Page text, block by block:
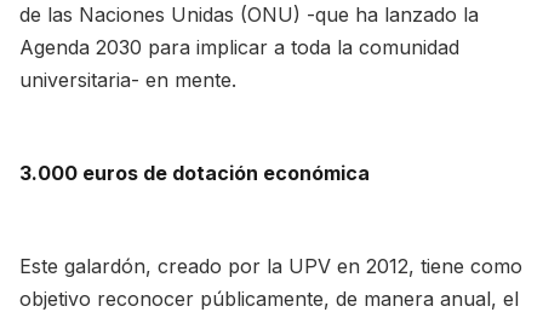
de las Naciones Unidas (ONU) -que ha lanzado la
Agenda 2030 para implicar a toda la comunidad
universitaria- en mente.
3.000 euros de dotación económica
Este galardón, creado por la UPV en 2012, tiene como
objetivo reconocer públicamente, de manera anual, el